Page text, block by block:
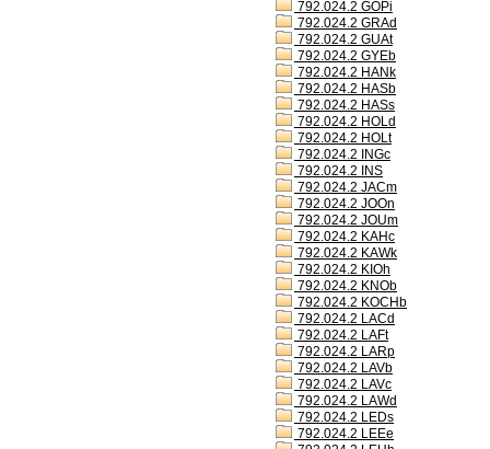
792.024.2 GOPi
792.024.2 GRAd
792.024.2 GUAt
792.024.2 GYEb
792.024.2 HANk
792.024.2 HASb
792.024.2 HASs
792.024.2 HOLd
792.024.2 HOLt
792.024.2 INGc
792.024.2 INS
792.024.2 JACm
792.024.2 JOOn
792.024.2 JOUm
792.024.2 KAHc
792.024.2 KAWk
792.024.2 KIOh
792.024.2 KNOb
792.024.2 KOCHb
792.024.2 LACd
792.024.2 LAFt
792.024.2 LARp
792.024.2 LAVb
792.024.2 LAVc
792.024.2 LAWd
792.024.2 LEDs
792.024.2 LEEe